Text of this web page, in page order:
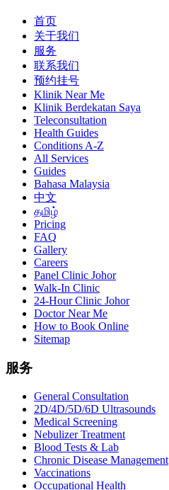
首页
关于我们
服务
联系我们
预约挂号
Klinik Near Me
Klinik Berdekatan Saya
Teleconsultation
Health Guides
Conditions A-Z
All Services
Guides
Bahasa Malaysia
中文
தமிழ்
Pricing
FAQ
Gallery
Careers
Panel Clinic Johor
Walk-In Clinic
24-Hour Clinic Johor
Doctor Near Me
How to Book Online
Sitemap
服务
General Consultation
2D/4D/5D/6D Ultrasounds
Medical Screening
Nebulizer Treatment
Blood Tests & Lab
Chronic Disease Management
Vaccinations
Occupational Health